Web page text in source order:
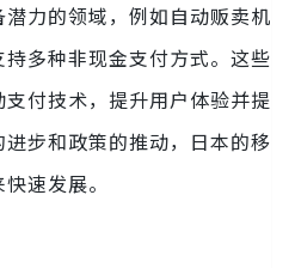
力的领域，例如自动贩卖机
多种非现金支付方式。这些
付技术，提升用户体验并提
步和政策的推动，日本的移
速发展。